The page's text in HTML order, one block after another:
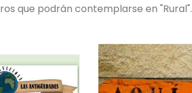
que podrán contemplarse en "Rural".